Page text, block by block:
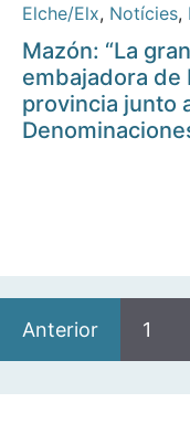
Elche/Elx, Notícies,
Mazón: “La
embajadora de
provincia junto
Anterior 1